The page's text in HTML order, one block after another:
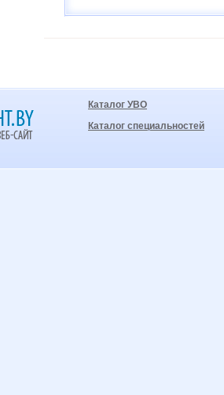
Каталог УВО
Каталог специальностей